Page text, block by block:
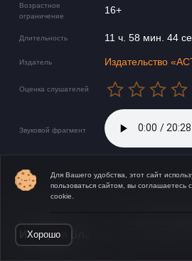
Возрастное
ограничение
16+
Длительность 11 ч. 58 мин. 44
Издатель Издательство
Оценка слушателей
Звуковой фрагмент
​​История блокадного города!
Для Вашего удобства, этот сайт
пользоваться сайтом, вы соглашаетесь
cookie.
Хорошо